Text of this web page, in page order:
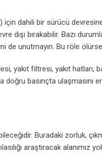
dahili bir sürücü
dışı bırakabilir. Bazı
unutmayın. Bu röle ölürse,
yakıt filtresi, yakıt hatları,
basınçta ulaşmasını
Buradaki zorluk,
araştıracak alanımız